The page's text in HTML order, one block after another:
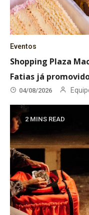
Eventos
Shopping Plaza
Fatias já
04/08/2026
2 MINS READ